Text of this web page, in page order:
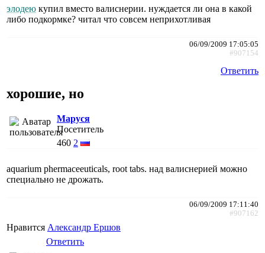
элодею купил вместо валиснерии. нуждается ли она в какой
либо подкормке? читал что совсем неприхотливая
06/09/2009 17:05:05
#907154
Ответить
хорошие, но
Маруся
Посетитель
460 2
aquarium phermaceeuticals, root tabs. над валиснерией можно
специально не дрожать.
06/09/2009 17:11:40
#907162
Нравится Александр Ершов
Ответить